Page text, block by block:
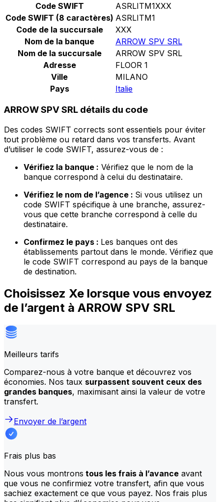
Code SWIFT
ASRLITM1XXX
Code SWIFT (8 caractères) ASRLITM1
Code de la succursale
XXX
Nom de la banque
ARROW SPV SRL
Nom de la succursale
ARROW SPV SRL
Adresse
FLOOR 1
Ville
MILANO
Pays
Italie
ARROW SPV SRL détails du code
Des codes SWIFT corrects sont essentiels pour éviter
tout problème ou retard dans vos transferts. Avant
d’utiliser le code SWIFT, assurez-vous de :
Vérifiez la banque : Vérifiez que le nom de la
banque correspond à celui du destinataire.
Vérifiez le nom de l’agence : Si vous utilisez un
code SWIFT spécifique à une branche, assurez-
vous que cette branche correspond à celle du
destinataire.
Confirmez le pays : Les banques ont des
établissements partout dans le monde. Vérifiez que
le code SWIFT correspond au pays de la banque
de destination.
Choisissez Xe lorsque vous envoyez
de l’argent à ARROW SPV SRL
Meilleurs tarifs
Comparez-nous à votre banque et découvrez vos
économies. Nos taux surpassent souvent ceux des
grandes banques, maximisant ainsi la valeur de votre
transfert.
Envoyer de l’argent
Frais plus bas
Nous vous montrons tous les frais à l’avance avant
que vous ne confirmiez votre transfert, afin que vous
sachiez exactement ce que vous payez. Nos frais plus